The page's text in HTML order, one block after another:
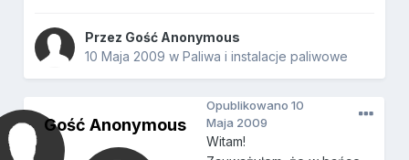
Przez Gość Anonymous
10 Maja 2009 wPaliwa i instalacje paliwowe
Gość Anonymous
Opublikowano10
Maja 2009
Witam!